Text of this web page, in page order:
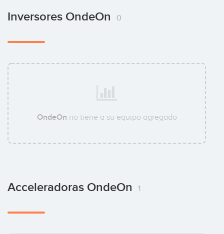
Inversores OndeOn 0
OndeOn no tiene a su equipo agregado
Acceleradoras OndeOn 1